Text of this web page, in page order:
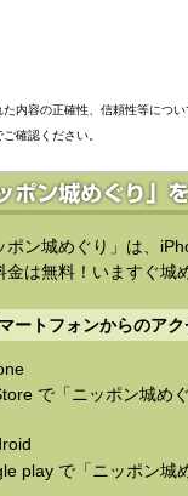
内容の正確性、信頼性等につ
確認ください。
ポン城めぐり」は、
金は無料！いますぐ城
ートフォンからのア
で「ニッポン城め
play で「ニッポン城